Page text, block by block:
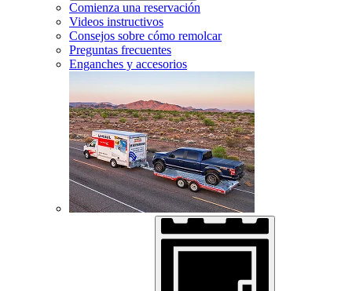
Comienza una reservación
Videos instructivos
Consejos sobre cómo remolcar
Preguntas frecuentes
Enganches y accesorios